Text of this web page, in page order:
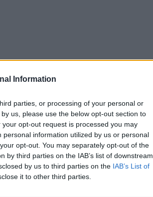
Information
parties, or processing of your personal or
us, please use the below opt-out section to
opt-out request is processed you may
information utilized by us or personal
opt-out. You may separately opt-out of the
by third parties on the IAB’s list of downstream
by us to third parties on the IAB’s List of
it to other third parties.